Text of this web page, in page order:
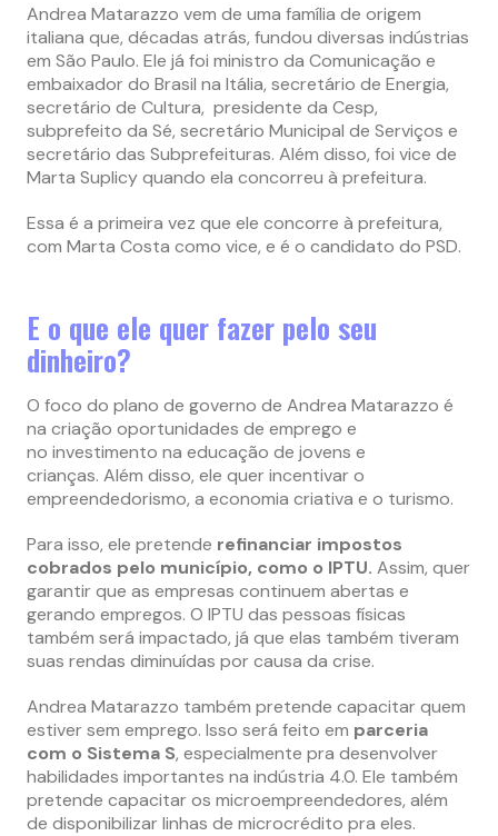
Andrea Matarazzo vem de uma família de origem
italiana que, décadas atrás, fundou diversas indústrias
em São Paulo. Ele já foi ministro da Comunicação e
embaixador do Brasil na Itália, secretário de Energia,
secretário de Cultura, presidente da Cesp,
subprefeito da Sé, secretário Municipal de Serviços e
secretário das Subprefeituras. Além disso, foi vice de
Marta Suplicy quando ela concorreu à prefeitura.
Essa é a primeira vez que ele concorre à prefeitura,
com Marta Costa como vice, e é o candidato do PSD.
E o que ele quer fazer pelo seu
dinheiro?
O foco do plano de governo de Andrea Matarazzo é
na criação oportunidades de emprego e
no investimento na educação de jovens e
crianças. Além disso, ele quer incentivar o
empreendedorismo, a economia criativa e o turismo.
Para isso, ele pretende refinanciar impostos
cobrados pelo município, como o IPTU. Assim, quer
garantir que as empresas continuem abertas e
gerando empregos. O IPTU das pessoas físicas
também será impactado, já que elas também tiveram
suas rendas diminuídas por causa da crise.
Andrea Matarazzo também pretende capacitar quem
estiver sem emprego. Isso será feito em parceria
com o Sistema S, especialmente pra desenvolver
habilidades importantes na indústria 4.0. Ele também
pretende capacitar os microempreendedores, além
de disponibilizar linhas de microcrédito pra eles.